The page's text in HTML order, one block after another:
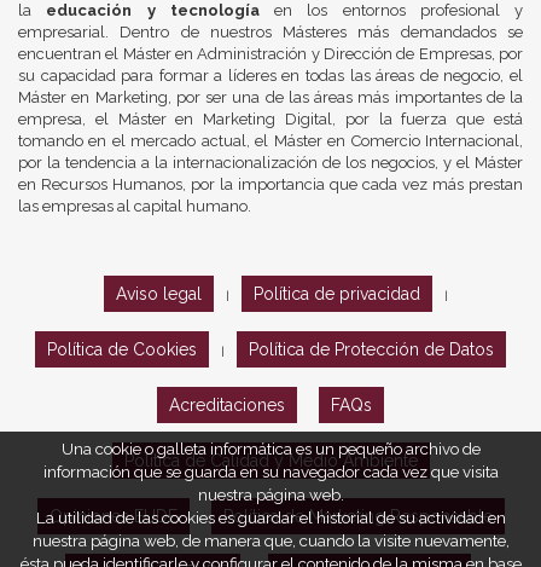
la educación y tecnologíaen los entornos profesional y
empresarial. Dentro de nuestros Másteres más demandados se
encuentran el Máster en Administración y Dirección de Empresas, por
su capacidad para formar a líderes en todas las áreas de negocio, el
Máster en Marketing, por ser una de las áreas más importantes de la
empresa, el Máster en Marketing Digital, por la fuerza que está
tomando en el mercado actual, el Máster en Comercio Internacional,
por la tendencia a la internacionalización de los negocios, y el Máster
en Recursos Humanos, por la importancia que cada vez más prestan
las empresas al capital humano.
Aviso legal Política de privacidad
Política de Cookies Política de Protección de Datos
Acreditaciones FAQs
Política de Calidad y Medio Ambiente
Opiniones EUDE Política de Marketing Responsable
Una cookie o galleta informática es un pequeño archivo de
información que se guarda en su navegador cada vez que visita
nuestra página web.
La utilidad de las cookies es guardar el historial de su actividad en
nuestra página web, de manera que, cuando la visite nuevamente,